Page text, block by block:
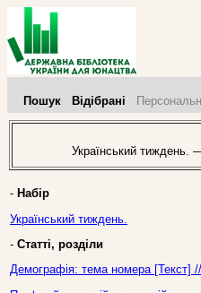
Пошук Відібрані
Український
- Набір
Український тиждень.
- Статті, розділи
Демографія: тема номера